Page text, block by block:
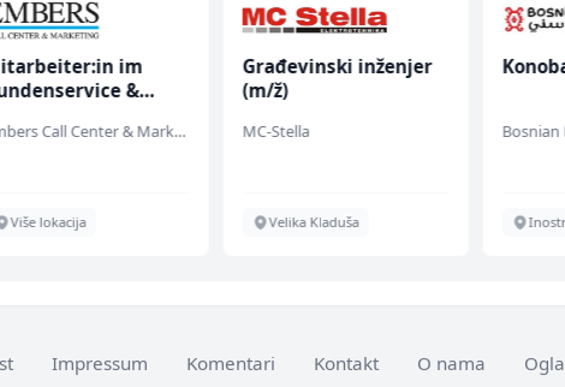
im
&
Embers Call Center & Marketing
Više lokacija
Građevinski inženjer
(m/ž)
MC-Stella
Velika Kladuša
Bosnian
Impressum Komentari Kontakt O nama